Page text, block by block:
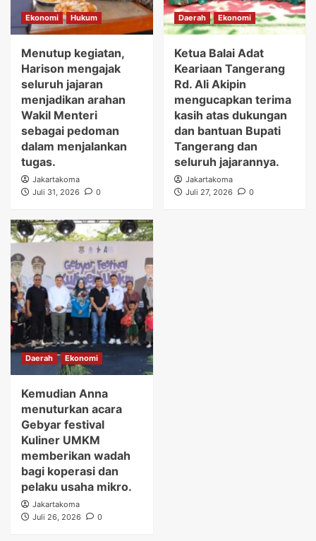
Ekonomi Hukum
Menutup kegiatan,
Harison mengajak
seluruh jajaran
menjadikan arahan
Wakil Menteri
sebagai pedoman
dalam menjalankan
tugas.
Jakartakoma
Juli 31, 2026
0
Daerah Ekonomi
Ketua Balai Adat
Keariaan Tangerang
Rd. Ali Akipin
mengucapkan terima
kasih atas dukungan
dan bantuan Bupati
Tangerang dan
seluruh jajarannya.
Jakartakoma
Juli 27, 2026
0
Daerah Ekonomi
Kemudian Anna
menuturkan acara
Gebyar festival
Kuliner UMKM
memberikan wadah
bagi koperasi dan
pelaku usaha mikro.
Jakartakoma
Juli 26, 2026
0